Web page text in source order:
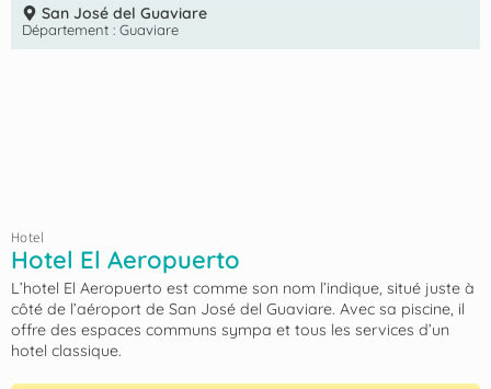
San José del Guaviare
Département : Guaviare
Hotel
Hotel El Aeropuerto
L’hotel El Aeropuerto est comme son nom l’indique, situé juste à
côté de l’aéroport de San José del Guaviare. Avec sa piscine, il
offre des espaces communs sympa et tous les services d’un
hotel classique.